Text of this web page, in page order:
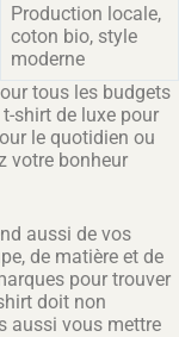
Production locale,
coton bio, style
moderne
tous les budgets
shirt de luxe pour
le quotidien ou
votre bonheur
aussi de vos
de matière et de
pour trouver
doit non
aussi vous mettre